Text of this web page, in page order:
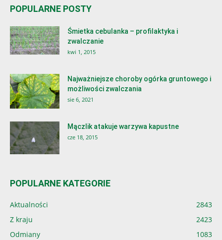
POPULARNE POSTY
Śmietka cebulanka – profilaktyka i
zwalczanie
kwi 1, 2015
Najważniejsze choroby ogórka gruntowego i
możliwości zwalczania
sie 6, 2021
Mączlik atakuje warzywa kapustne
cze 18, 2015
POPULARNE KATEGORIE
Aktualności
2843
Z kraju
2423
Odmiany
1083